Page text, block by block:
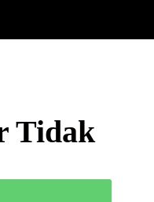
Tidak